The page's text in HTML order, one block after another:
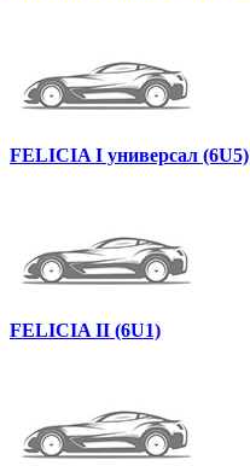
FELICIA I универсал (6U5)
FELICIA II (6U1)